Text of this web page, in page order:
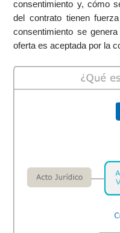
consentimiento y, cómo
del contrato tienen
consentimiento se
oferta es aceptada por la